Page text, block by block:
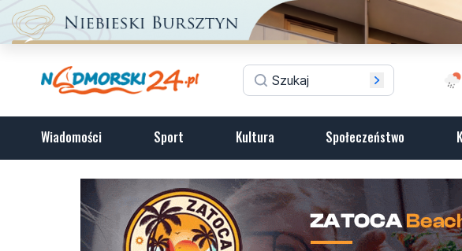
Wiadomości Sport Kultura Społeczeństwo